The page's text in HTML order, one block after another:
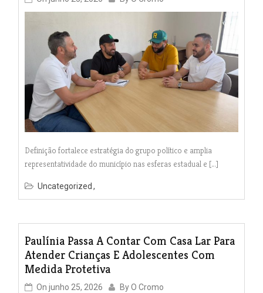
Definição fortalece estratégia do grupo político e amplia
representatividade do município nas esferas estadual e […]
Uncategorized
Paulínia Passa A Contar Com Casa Lar Para
Atender Crianças E Adolescentes Com
Medida Protetiva
On junho 25, 2026 ByO Cromo